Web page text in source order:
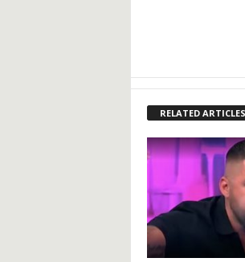
RELATED ARTICLES